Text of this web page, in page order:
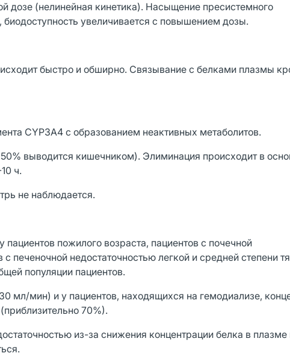
дозе (нелинейная кинетика). Насыщение пресистемного
увеличивается с повышением дозы.
быстро и обширно. Связывание с белками плазмы
CYP3A4 с образованием неактивных метаболитов.
выводится кишечником). Элиминация происходит в
ч.
не наблюдается.
пожилого возраста, пациентов с почечной
печеночной недостаточностью легкой и средней степени
популяции пациентов.
мл/мин) и у пациентов, находящихся на гемодиализе,
70%).
из-за снижения концентрации белка в плазме